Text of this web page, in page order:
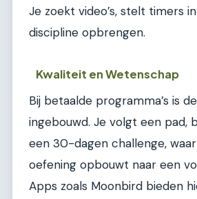
Je zoekt video’s, stelt timers
discipline opbrengen.
Kwaliteit en Wetenschap
Bij betaalde programma’s is
ingebouwd. Je volgt een pad,
een 30-dagen challenge,
oefening opbouwt naar een
Apps zoals Moonbird bieden